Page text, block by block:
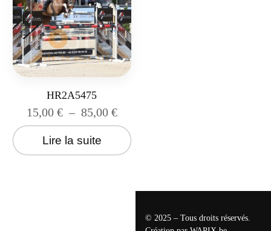
HR2A5475
15,00 € – 85,00 €
Lire la suite
© 2025 – Tous droits réservés.